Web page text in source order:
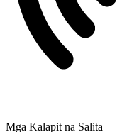
Mga Kalapit na Salita